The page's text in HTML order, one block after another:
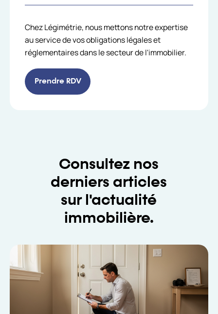
Chez Légimétrie, nous mettons notre expertise
au service de vos obligations légales et
réglementaires dans le secteur de l'immobilier.
Prendre RDV
Consultez nos
derniers articles
sur l'actualité
immobilière.